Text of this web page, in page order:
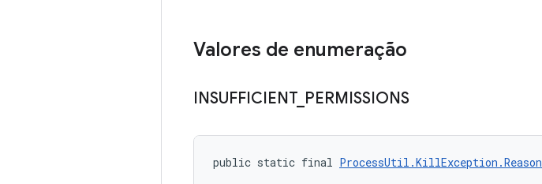
Valores de enumeração
INSUFFICIENT_ PERMISSIONS
public static final ProcessUtil.KillException.Reason